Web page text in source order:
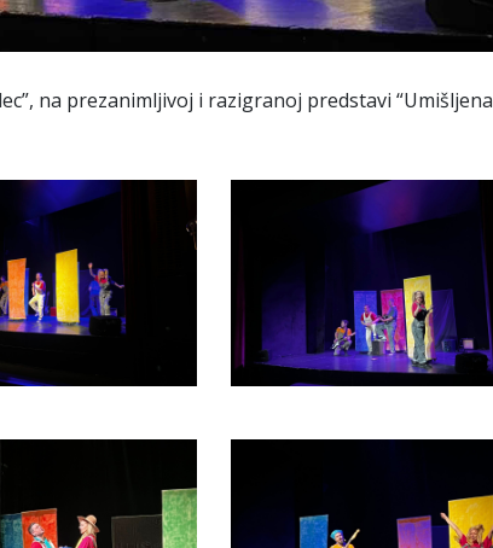
na prezanimljivoj i razigranoj predstavi “Umišljena